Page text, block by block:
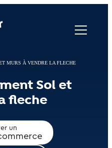
MURS À VENDRE LA FLECHE
Sol et
fleche
un